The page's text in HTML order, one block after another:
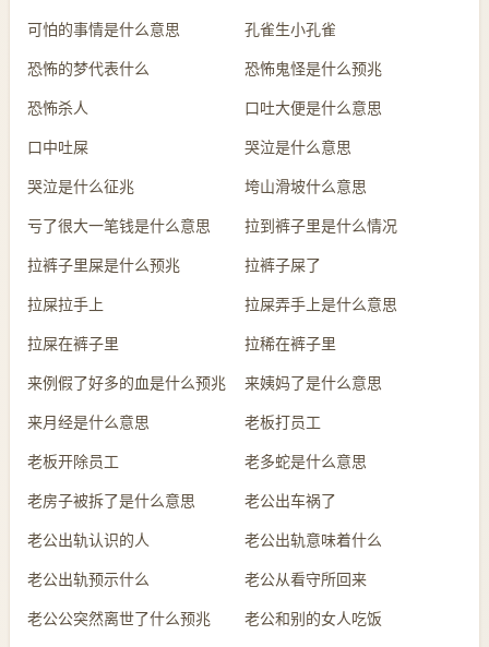
可怕的事情是什么意思 孔雀生小孔雀
恐怖的梦代表什么 恐怖鬼怪是什么预兆
恐怖杀人 口吐大便是什么意思
口中吐屎 哭泣是什么意思
哭泣是什么征兆 垮山滑坡什么意思
亏了很大一笔钱是什么意思 拉到裤子里是什么情况
拉裤子里屎是什么预兆 拉裤子屎了
拉屎拉手上 拉屎弄手上是什么意思
拉屎在裤子里 拉稀在裤子里
来例假了好多的血是什么预兆 来姨妈了是什么意思
来月经是什么意思 老板打员工
老板开除员工 老多蛇是什么意思
老房子被拆了是什么意思 老公出车祸了
老公出轨认识的人 老公出轨意味着什么
老公出轨预示什么 老公从看守所回来
老公公突然离世了什么预兆 老公和别的女人吃饭